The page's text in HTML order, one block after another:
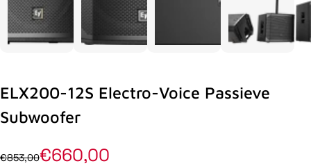
ELX200-12S Electro-Voice Passieve
Subwoofer
€853,00€660,00